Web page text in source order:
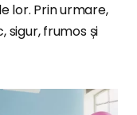
lor. Prin urmare,
sigur, frumos și